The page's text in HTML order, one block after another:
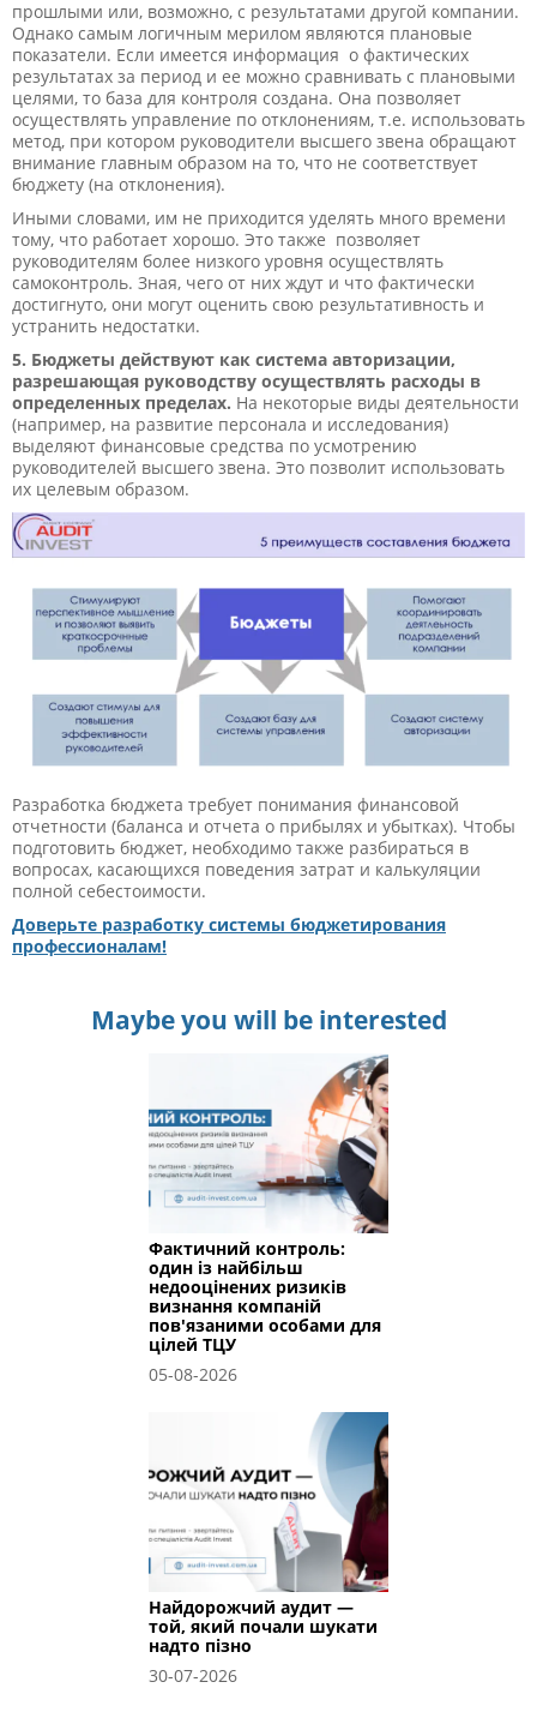
прошлыми или, возможно, с результатами другой компании.
Однако самым логичным мерилом являются плановые
показатели. Если имеется информация о фактических
результатах за период и ее можно сравнивать с плановыми
целями, то база для контроля создана. Она позволяет
осуществлять управление по отклонениям, т.е. использовать
метод, при котором руководители высшего звена обращают
внимание главным образом на то, что не соответствует
бюджету (на отклонения).
Иными словами, им не приходится уделять много времени
тому, что работает хорошо. Это также позволяет
руководителям более низкого уровня осуществлять
самоконтроль. Зная, чего от них ждут и что фактически
достигнуто, они могут оценить свою результативность и
устранить недостатки.
5. Бюджеты действуют как система авторизации,
разрешающая руководству осуществлять расходы в
определенных пределах. На некоторые виды деятельности
(например, на развитие персонала и исследования)
выделяют финансовые средства по усмотрению
руководителей высшего звена. Это позволит использовать
их целевым образом.
Разработка бюджета требует понимания финансовой
отчетности (баланса и отчета о прибылях и убытках). Чтобы
подготовить бюджет, необходимо также разбираться в
вопросах, касающихся поведения затрат и калькуляции
полной себестоимости.
Доверьте разработку системы бюджетирования
профессионалам!
Maybe you will be interested
Фактичний контроль:
один із найбільш
недооцінених ризиків
визнання компаній
пов'язаними особами для
цілей ТЦУ
05-08-2026
Найдорожчий аудит —
той, який почали шукати
надто пізно
30-07-2026